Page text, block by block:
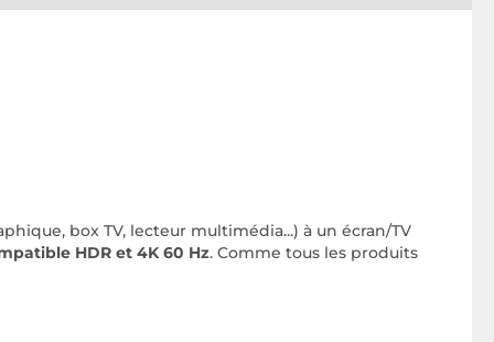
box TV, lecteur multimédia...) à un écran/TV
HDR et 4K 60 Hz. Comme tous les produits